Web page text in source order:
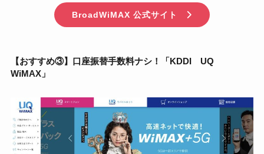
BroadWiMAX 公式サイト
【おすすめ③】口座振替手数料ナシ！「KDDI UQ
WiMAX」